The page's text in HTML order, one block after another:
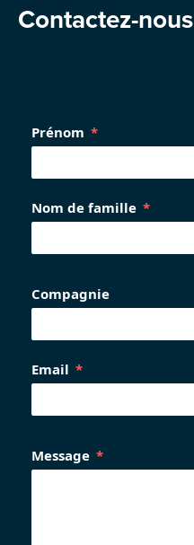
Contactez-nous
Prénom
Nom de famille
Compagnie
Email
Message